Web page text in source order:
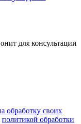
для консультации
обработку своих
политикой обработки